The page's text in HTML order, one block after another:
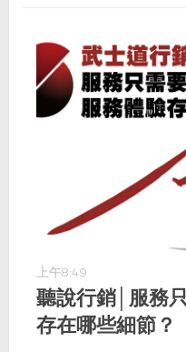
上午8:49
聽說行銷│服務
存在哪些細節？